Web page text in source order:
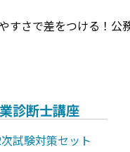
さで差をつける！
診断士講座
試験対策セット